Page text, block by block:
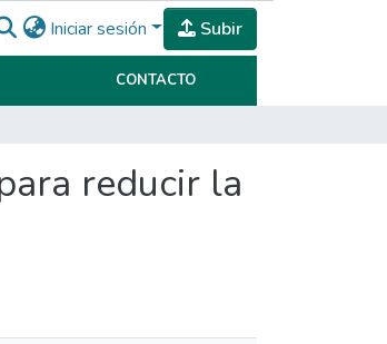
Iniciar sesión Subir
CONTACTO
reducir la